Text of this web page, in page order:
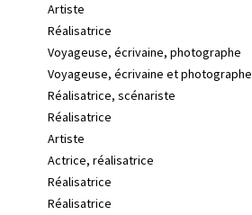
Artiste
Réalisatrice
Voyageuse, écrivaine, photographe
Voyageuse, écrivaine et photographe
Réalisatrice, scénariste
Réalisatrice
Artiste
Actrice, réalisatrice
Réalisatrice
Réalisatrice